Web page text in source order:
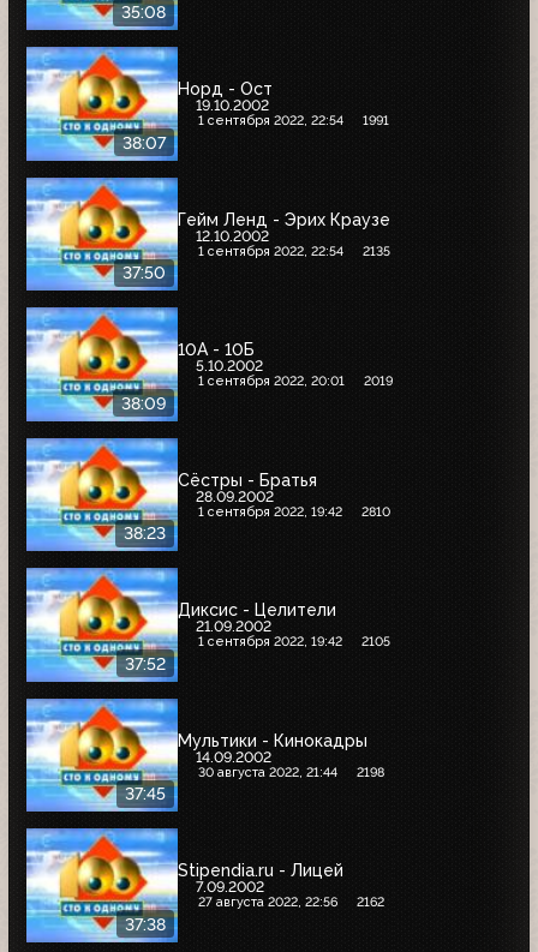
35:08
38:07
Норд - Ост
19.10.2002
1 сентября 2022, 22:54 1991
37:50
Гейм Ленд - Эрих Краузе
12.10.2002
1 сентября 2022, 22:54 2135
38:09
10А - 10Б
5.10.2002
1 сентября 2022, 20:01 2019
38:23
Сёстры - Братья
28.09.2002
1 сентября 2022, 19:42 2810
37:52
Диксис - Целители
21.09.2002
1 сентября 2022, 19:42 2105
37:45
Мультики - Кинокадры
14.09.2002
30 августа 2022, 21:44 2198
37:38
Stipendia.ru - Лицей
7.09.2002
27 августа 2022, 22:56 2162